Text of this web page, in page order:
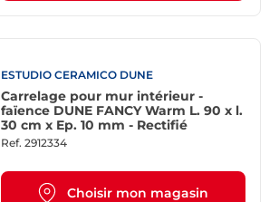
ESTUDIO CERAMICO DUNE
Carrelage pour mur intérieur -
faïence DUNE FANCY Warm L. 90 x l.
30 cm x Ep. 10 mm - Rectifié
Ref. 2912334
Choisir mon magasin